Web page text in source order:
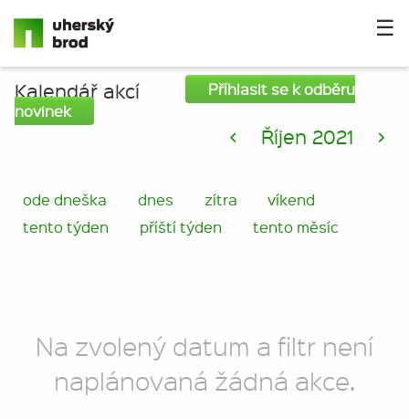
☰
Kalendář akcí
Příhlasit se k odběru
novinek
< Říjen 2021 >
ode dneška dnes zítra
víkend
tento týden
příští týden tento měsíc
Na zvolený datum a filtr není
naplánovaná žádná akce.